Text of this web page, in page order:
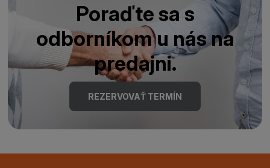
Poraďte sa s
odborníkom u nás na
predajni.
REZERVOVAŤ TERMÍN